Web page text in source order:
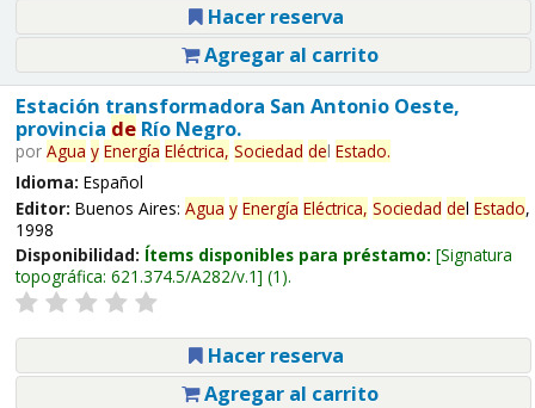
Hacer reserva
Agregar al carrito
Estación transformadora San Antonio Oeste,
provincia deRío Negro.
por Agua y Energía Eléctrica, Sociedad del Estado.
Idioma: Español
Editor: Buenos Aires: Agua y Energía Eléctrica, Sociedad del Estado,
1998
Disponibilidad: Ítems disponibles para préstamo: Signatura
topográfica: 621.374.5/A282/v.1 (1).
Hacer reserva
Agregar al carrito